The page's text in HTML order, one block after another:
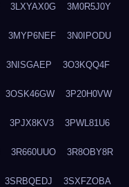
3LXYAX0G 3M0R5J0Y
3MYP6NEF 3N0IPODU
3NISGAEP 3O3KQQ4F
3OSK46GW 3P20H0VW
3PJX8KV3 3PWL81U6
3R660UUO 3R8OBY8R
3SRBQEDJ 3SXFZOBA